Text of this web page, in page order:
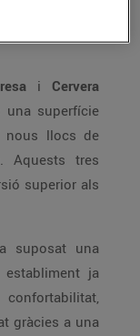
50% supera
i Cervera
una superfície
nous llocs de
Aquests tres
superior als
suposat una
ja
gràcies a una